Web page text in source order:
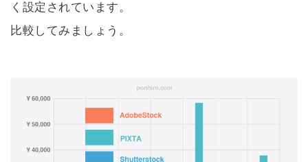
く設定されています。
比較してみましょう。